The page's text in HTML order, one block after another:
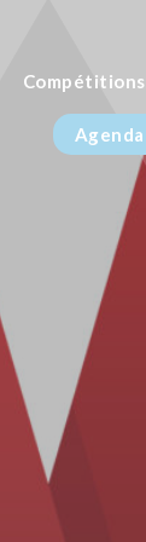
Compétitions
Agenda